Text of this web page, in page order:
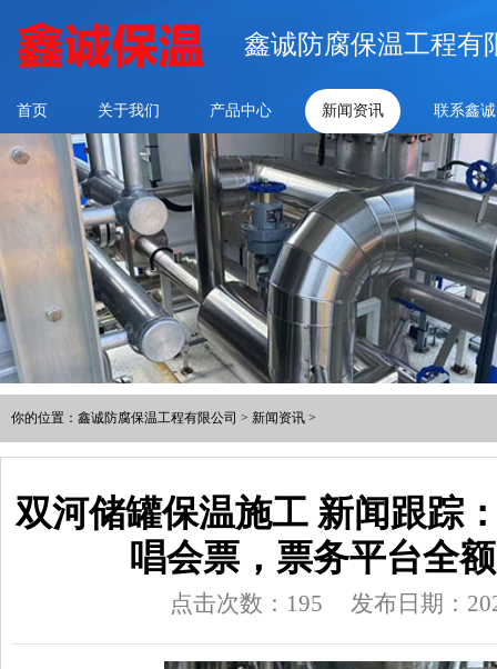
鑫诚防腐保温工程有
首页 关于我们 产品中心 新闻资讯 联系鑫诚
你的位置： 鑫诚防腐保温工程有限公司 > 新闻资讯 >
双河储罐保温施工 新闻跟踪
唱会票，票务平台全
点击次数：195 发布日期：